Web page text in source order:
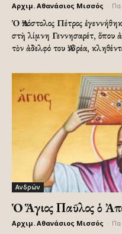
Αρχιμ. Αθανάσιος Μισσός Πα
Ὁ Ἀπόστολος Πέτρος
στὴ λίμνη Γεννησαρέτ, ὅπου
τὸν ἀδελφό του Ἀνδρέα,
Ανδρών
Ὁ Ἅγιος Παῦλος ὁ
Αρχιμ. Αθανάσιος Μισσός Πα